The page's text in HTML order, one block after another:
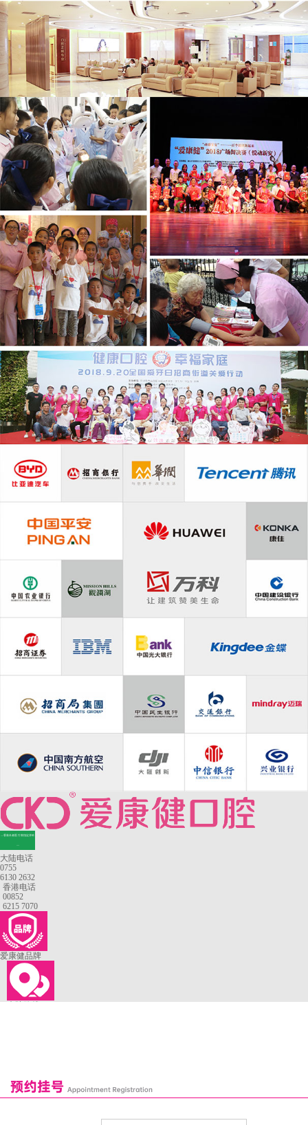
—香港长者医疗券指定牙科
大陆电话
0755
6130 2632
香港电话
00852
6215 7070
爱康健品牌
恒乐口腔诊所
富港口腔诊所